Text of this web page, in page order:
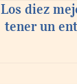
Los diez
tener un